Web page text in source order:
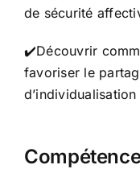
de sécurité
✔️Découvrir
favoriser le